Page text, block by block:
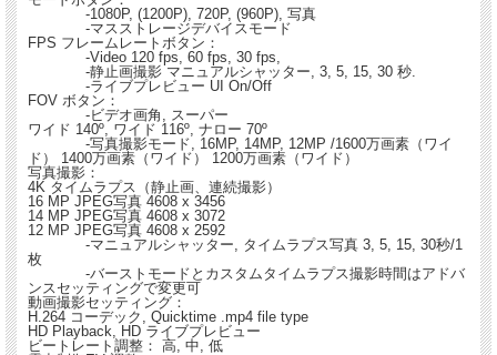
-1080P, (1200P), 720P, (960P), 写真
-マスストレージデバイスモード
FPS フレームレートボタン：
-Video 120 fps, 60 fps, 30 fps,
-静止画撮影 マニュアルシャッター, 3, 5, 15, 30 秒.
-ライブプレビュー UI On/Off
FOV ボタン：
-ビデオ画角, スーパー
ワイド 140º, ワイド 116º, ナロー 70º
-写真撮影モード, 16MP, 14MP, 12MP /1600万画素（ワイ
ド） 1400万画素（ワイド） 1200万画素（ワイド）
写真撮影：
4K タイムラプス（静止画、連続撮影）
16 MP JPEG写真 4608 x 3456
14 MP JPEG写真 4608 x 3072
12 MP JPEG写真 4608 x 2592
-マニュアルシャッター, タイムラプス写真 3, 5, 15, 30秒/1
枚
-バーストモードとカスタムタイムラプス撮影時間はアドバ
ンスセッティングで変更可
動画撮影セッティング：
H.264 コーデック, Quicktime .mp4 file type
HD Playback, HD ライブプレビュー
ビートレート調整： 高, 中, 低